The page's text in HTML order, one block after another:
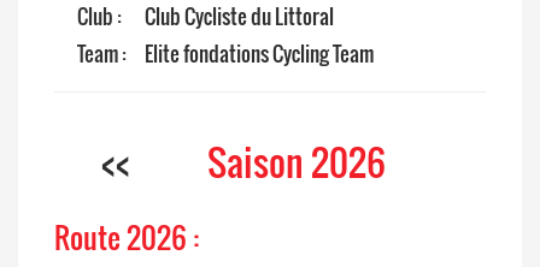
Club :
Club Cycliste du Littoral
Team :
Elite fondations Cycling Team
<< Saison 2026
Route 2026 :